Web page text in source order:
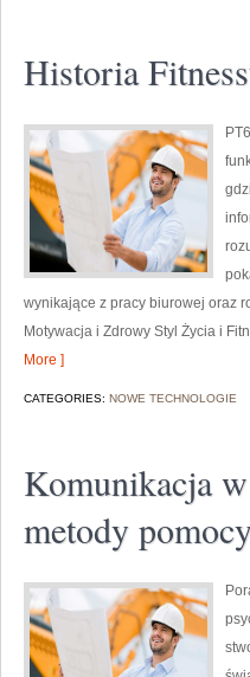
Historia
wynikające z pracy biurowej oraz
Motywacja i Zdrowy Styl Życia i
More ]
CATEGORIES: NOWE TECHNOLOGIE
Komunikacja
metody